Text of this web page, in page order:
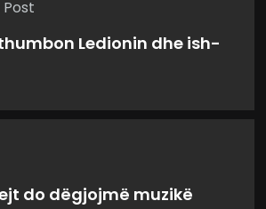
Post
Ledionin dhe ish-
do dëgjojmë muzikë